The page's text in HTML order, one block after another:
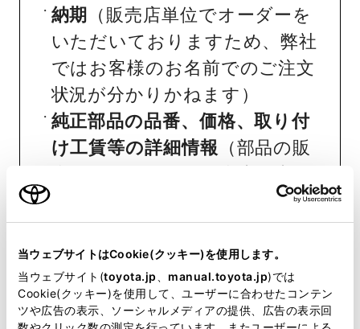
当ウェブサイトはCookie(クッキー)を使用します。
当ウェブサイト(toyota.jp manual.toyota.jp)では
Cookie(クッキー)を使用して、ユーザーに合わせたコンテン
ツや広告の表示、ソーシャルメディアの提供、広告の表示回
納期
（販売店単位でオーダーを
いただいておりますため、弊社
ではお客様のお名前でのご注文
状況が分かりかねます）
純正部品の品番、価格、取り付
け工賃等の詳細情報 （部品の販
にご相談いただけますと幸いで
す）
トヨタ販売店へのお問い合わせ
等